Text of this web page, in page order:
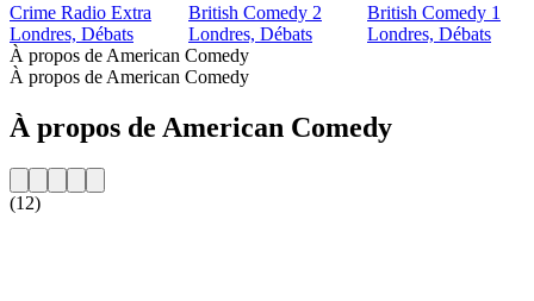
Crime Radio Extra
Londres, Débats
British Comedy 2
Londres, Débats
British Comedy 1
Londres, Débats
À propos de American Comedy
À propos de American Comedy
À propos de American Comedy
(12)